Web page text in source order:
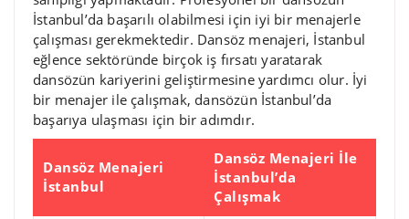
İstanbul’da başarılı olabilmesi için iyi bir menajerle
çalışması gerekmektedir. Dansöz menajeri, İstanbul
eğlence sektöründe birçok iş fırsatı yaratarak
dansözün kariyerini geliştirmesine yardımcı olur. İyi
bir menajer ile çalışmak, dansözün İstanbul’da
başarıya ulaşması için bir adımdır.
Dansöz Menajeri
İstanbul
Dansöz Menajeri İle
İstanbul’da
Çalışmak